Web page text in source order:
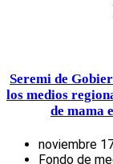
Seremi de
los medios
de mama
noviembre
Fondo de